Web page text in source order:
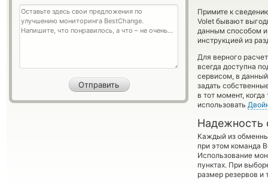
Примите к
Volet бывают
данным способом и
инструкцией из
Для верного
всегда доступна
сервисом, в
задать
в тот момент,
использовать
Надежность
Каждый из
при этом команда
Использование
пунктах. При
размер резервов и